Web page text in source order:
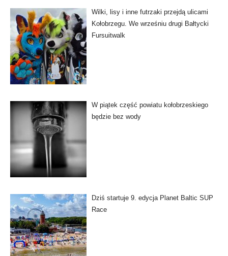
Wilki, lisy i inne futrzaki przejdą ulicami
Kołobrzegu. We wrześniu drugi Bałtycki
Fursuitwalk
W piątek część powiatu kołobrzeskiego
będzie bez wody
Dziś startuje 9. edycja Planet Baltic SUP
Race